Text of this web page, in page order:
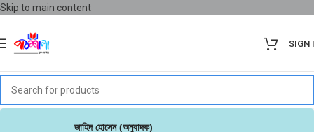
Skip to main content
SIGN
জাহিদ হোসেন (অনুবাদক)